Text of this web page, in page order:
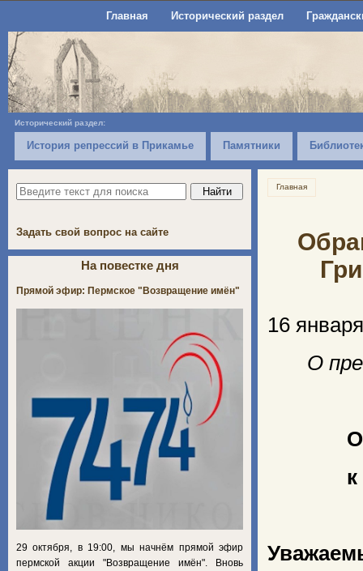
Главная Исторический раздел
Исторический раздел:
История репрессий в Прикамье Памятники
Главная
16
О
Задать свой вопрос на сайте
На повестке дня
Прямой эфир: Пермское "Возвращение имён"
29 октября, в 19:00, мы начнём прямой эфир
пермской акции "Возвращение имён". Вновь